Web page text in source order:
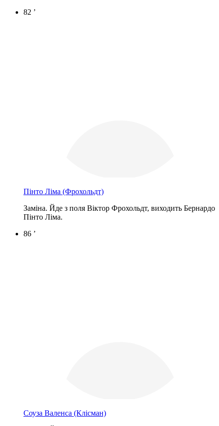
82 ’
Пінто Ліма (Фрохольдт)
Заміна. Йде з поля Віктор Фрохольдт, виходить Бернардо
Пінто Ліма.
86 ’
Соуза Валенса (Клісман)